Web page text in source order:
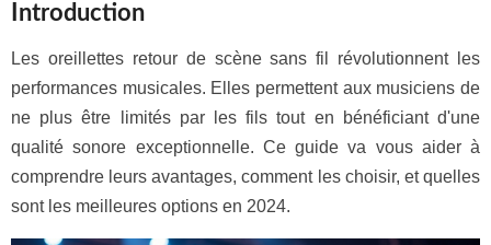
Introduction
Les oreillettes retour de scène sans fil révolutionnent les
performances musicales. Elles permettent aux musiciens de
ne plus être limités par les fils tout en bénéficiant d'une
qualité sonore exceptionnelle. Ce guide va vous aider à
comprendre leurs avantages, comment les choisir, et quelles
sont les meilleures options en 2024.